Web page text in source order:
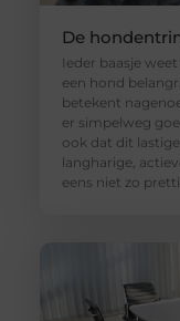
De
Ieder baasje
een hond
betekent
er simpelweg
ook dat dit
langharige,
eens niet zo